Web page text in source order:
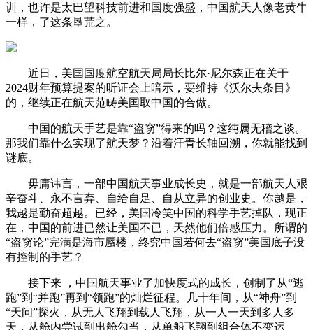
训，也许是太巴望科技前进和国度强盛，中国航天人像老黄牛
一样，了这条垦荒之。
近日，美国国度航空航天局局长比尔·尼尔森正在关于
2024财年预算提案的听证会上暗示，要维持《沃尔夫条目》
的，继续正在航天范畴美国取中国的合做。
中国的航天手艺是靠“盗窃”得来的吗？这纯属无稽之谈。
那我们靠什么实现了航天梦？沿着汗青长轴回溯，你就能找到
谜底。
毋庸讳言，一部中国航天事业成长史，就是一部航天人艰
辛奋斗、永不言弃、自给自足、自从立异的创业史。你越是，
我越是勤奋超越。已经，美国冷笑中国的科学手艺掉队，现正
在，中国的前进已然让美国不已，天然他们倍感压力。所谓的
“盗窃论”完满是海市蜃楼，终究中国若何去“盗窃”美国底子没
有控制的手艺？
接下来 ，中国航天事业了加快度式的成长，创制了从“逃
跑”到“并跑”再到“领跑”的灿烂征程。几十年间，从“神舟”到
“天问”探火，从无人飞翔到载人飞翔，从一人一天到多人多
天，从舱内尝试到出舱勾当，从单船飞翔到组合体不变运